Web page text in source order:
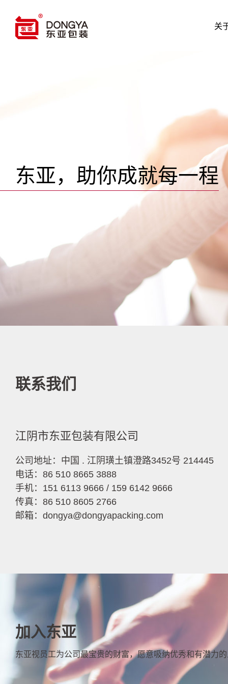
关
东亚，助你成就每一程
联系我们
江阴市东亚包装有限公司
公司地址：中国 . 江阴璜土镇澄路3452号 214445
电话：86 510 8665 3888
手机： 151 6113 9666 / 159 6142 9666
传真：86 510 8605 2766
邮箱：dongya@dongyapacking.com
加入东亚
东亚视员工为公司最宝贵的财富，愿意吸纳优秀和有潜力